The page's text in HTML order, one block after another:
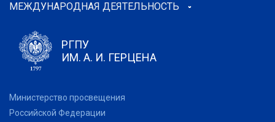
МЕЖДУНАРОДНАЯ ДЕЯТЕЛЬНОСТЬ
РГПУ
ИМ. А. И. ГЕРЦЕНА
Министерство просвещения
Российской Федерации